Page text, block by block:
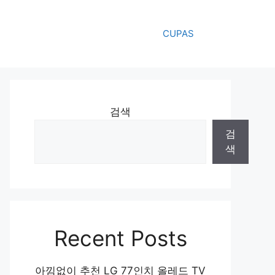
CUPAS
검색
검
색
Recent Posts
아낌없이 추천 LG 77인치 올레드 TV